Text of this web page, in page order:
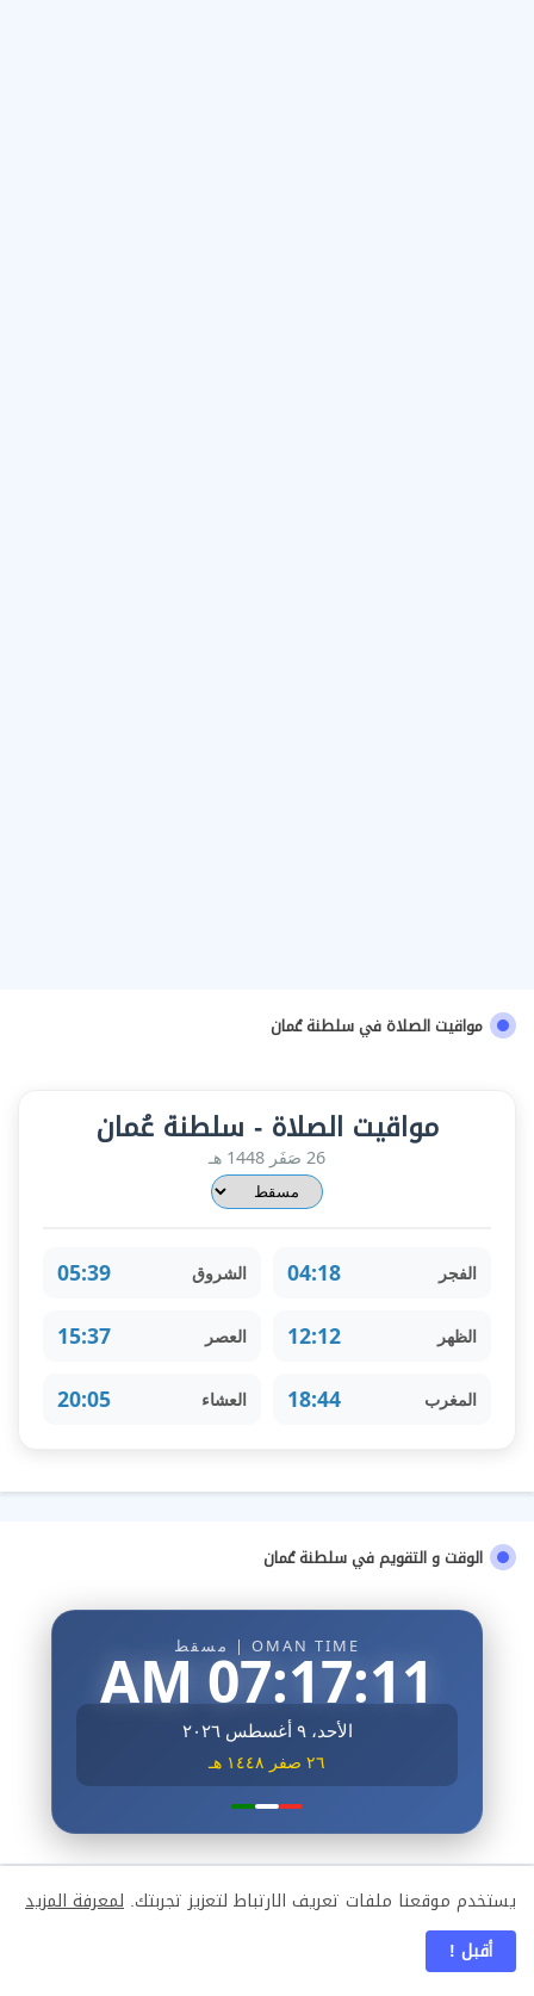
مواقيت الصلاة في سلطنة عُمان
مواقيت الصلاة - سلطنة عُمان
26 صَفَر 1448 هـ
الفجر 04:18 الشروق 05:39
الظهر 12:12 العصر 15:37
المغرب 18:44 العشاء 20:05
الوقت و التقويم في سلطنة عُمان
OMAN TIME | مسقط
07:17:12 AM
الأحد، ٩ أغسطس ٢٠٢٦
٢٦ صفر ١٤٤٨ هـ
احدث المشاركات
يستخدم موقعنا ملفات تعريف الارتباط لتعزيز تجربتك. لمعرفة المزيد
أقبل !